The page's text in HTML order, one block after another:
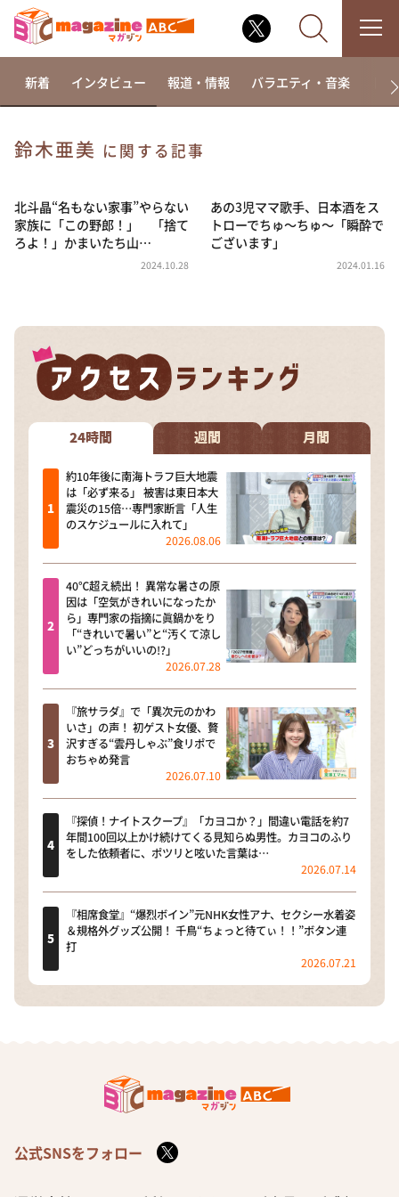
相席食堂
これ余談なんですけど・・・
～人生密着トークバラエティ！～ やすとものいたっ
河合＆A.B.C-Z塚田×福井アナ「なんでやねん！？」
（news おかえり）
DAIGOも台所 ～きょうの献立 何にする？～
本日はダイアンなり！シーズン２
朝だ！生です旅サラダ
教えて！ニュースライブ 正義のミカタ
ＬＩＦＥ～夢のカタチ～
新婚さんいらっしゃい！
ポツンと一軒家
ザキ山小屋本館
ぺこぱのまるスポ
新着 インタビュー 報道・情報 バラエティ・音楽 ド
鈴木亜美 に関する記事
北斗晶“名もない家事”やらない
家族に「この野郎！」 「捨て
ろよ！」かまいたち山…
2024.10.28
あの3児ママ歌手、日本酒をス
トローでちゅ～ちゅ～「瞬酔で
ございます」
2024.01.16
24時間 週間 月間
約10年後に南海トラフ巨大地震
は「必ず来る」 被害は東日本大
震災の15倍…専門家断言「人生
のスケジュールに入れて」
2026.08.06
40℃超え続出！ 異常な暑さの原
因は「空気がきれいになったか
ら」専門家の指摘に眞鍋かをり
「“きれいで暑い”と“汚くて涼し
い”どっちがいいの!?」
2026.07.28
『旅サラダ』で「異次元のかわ
いさ」の声！ 初ゲスト女優、贅
沢すぎる“雲丹しゃぶ”食リポで
おちゃめ発言
2026.07.10
『探偵！ナイトスクープ』「カヨコか？」間違い電話を約7
年間100回以上かけ続けてくる見知らぬ男性。カヨコのふり
をした依頼者に、ポツリと呟いた言葉は…
2026.07.14
『相席食堂』“爆烈ボイン”元NHK女性アナ、セクシー水着姿
＆規格外グッズ公開！ 千鳥“ちょっと待てぃ！！”ボタン連
打
2026.07.21
公式SNSをフォロー